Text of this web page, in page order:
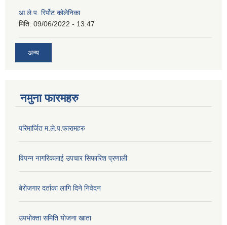
आ.ले.प. रिर्पोट कोलेनिका
मिति: 09/06/2022 - 13:47
अन्य
नमुना फारमहरु
परिमार्जित म.ले.प.फारामहरु
विपन्न नागरिकलाई उपचार सिफारिश प्रणाली
बेरोजगार दर्ताका लागि दिने निवेदन
उपभोक्ता समिति योजना खाता